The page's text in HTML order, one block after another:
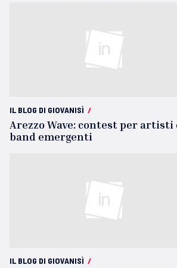
IL BLOG DI GIOVANISÌ /
Arezzo Wave: contest per artisti
band emergenti
IL BLOG DI GIOVANISÌ /